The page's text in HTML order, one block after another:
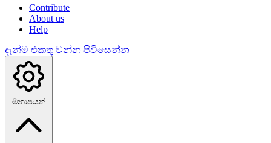
Contribute
About us
Help
දැන්ම එකතු වන්න පිවිසෙන්න
මනාපයන්